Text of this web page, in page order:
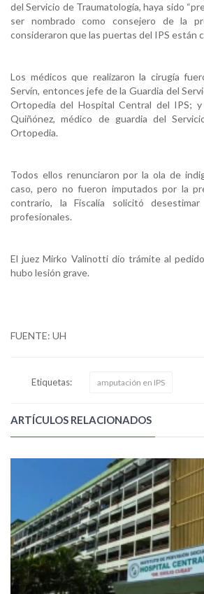
del Servicio de Traumatología, haya sido
ser nombrado como consejero de la
consideraron que las puertas del IPS están
Los médicos que realizaron la cirugía
Servín, entonces jefe de la Guardia del
Ortopedia del Hospital Central del IPS; y
Quiñónez, médico de guardia del
Ortopedia.
Todos ellos renunciaron por la ola de
caso, pero no fueron imputados por la
contrario, la Fiscalía solicitó
profesionales.
El juez Mirko Valinotti dio trámite al
hubo lesión grave.
FUENTE: UH
Etiquetas: amputación en IPS
ARTÍCULOS RELACIONADOS